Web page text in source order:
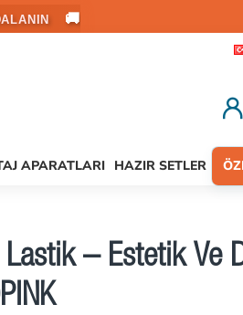
🚚
APARATLARI HAZIR SETLER
– Estetik Ve